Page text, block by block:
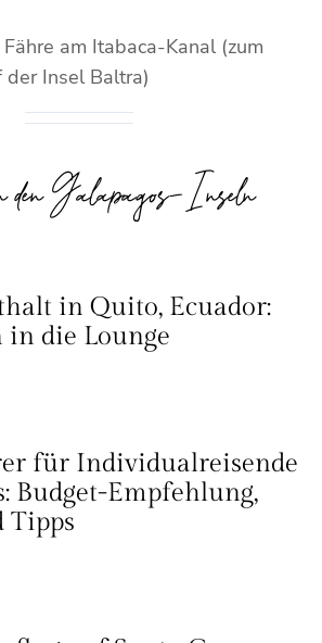
am Itabaca-Kanal (zum
der Insel Baltra)
den Galápagos-Inseln
in Quito, Ecuador:
in die Lounge
für Individualreisende
Budget-Empfehlung,
Tipps